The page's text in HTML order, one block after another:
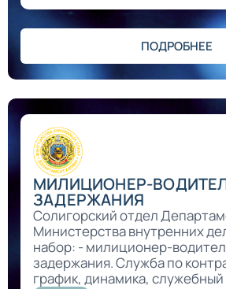
ПОДРОБНЕЕ
МИЛИЦИОНЕР-
ЗАДЕРЖАНИЯ
Солигорский отдел
Министерства внутренних
набор: - милиционер-
задержания. Служба по
график, динамика, служебный